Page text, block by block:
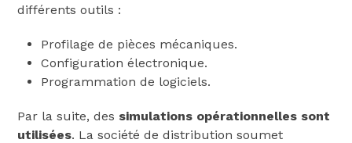
différents outils :
Profilage de pièces mécaniques.
Configuration électronique.
Programmation de logiciels.
Par la suite, des simulations opérationnelles sont
utilisées. La société de distribution soumet